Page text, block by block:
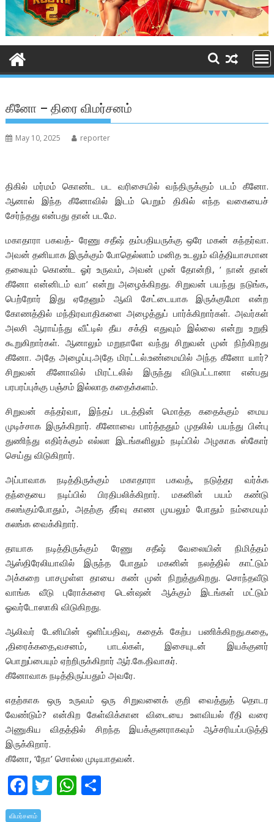
கீனோ – திரை விமர்சனம்
May 10, 2025 reporter
திகில் மர்மம் கொண்ட பட வரிசையில் வந்திருக்கும் படம் கீனோ.
ஆனால் இந்த கீனோவில் இடம் பெறும் திகில் எந்த வகையைச்
சேர்ந்தது என்பது தான் படமே.
மகாதாரா பகவத்- ரேணு சதீஷ் தம்பதியருக்கு ஒரே மகன் கந்தர்வா.
அவன் தனியாக இருக்கும் போதெல்லாம் மனித உடலும் வித்தியாசமான
தலையும் கொண்ட ஓர் உருவம், அவன் முன் தோன்றி, ‘ நான் தான்
கீனோ என்னிடம் வா’ என்று அழைக்கிறது. சிறுவன் பயந்து நடுங்க,
பெற்றோர் இது ஏதேனும் ஆவி சேட்டையாக இருக்குமோ என்ற
கோணத்தில் மந்திரவாதிகளை அழைத்துப் பார்க்கிறார்கள். அவர்கள்
அலசி ஆராய்ந்து வீட்டில் தீய சக்தி எதுவும் இல்லை என்று உறுதி
கூறுகிறார்கள். ஆனாலும் மறுநாளே வந்து சிறுவன் முன் நிற்கிறது
கீனோ. அதே அழைப்பு.அதே மிரட்டல்.உண்மையில் அந்த கீனோ யார்?
சிறுவன் கீனோவில் மிரட்டலில் இருந்து விடுபட்டானா என்பது
பரபரப்புக்கு பஞ்சம் இல்லாத கதைக்களம்.
சிறுவன் கந்தர்வா, இந்தப் படத்தின் மொத்த கதைக்கும் மைய
முடிச்சாக இருக்கிறார். கீனோவை பார்த்ததும் முதலில் பயந்து பின்பு
துணிந்து எதிர்க்கும் எல்லா இடங்களிலும் நடிப்பில் அழகாக ஸ்கோர்
செய்து விடுகிறார்.
அப்பாவாக நடித்திருக்கும் மகாதாரா பகவத், நடுத்தர வர்க்க
தந்தையை நடிப்பில் பிரதிபலிக்கிறார். மகனின் பயம் கண்டு
கலங்கும்போதும், அதற்கு தீர்வு காண முயலும் போதும் நம்மையும்
கலங்க வைக்கிறார்.
தாயாக நடித்திருக்கும் ரேணு சதீஷ் வேலையின் நிமித்தம்
ஆஸ்திரேலியாவில் இருந்த போதும் மகனின் நலத்தில் காட்டும்
அக்கறை பாசமுள்ள தாயை கண் முன் நிறுத்துகிறது. சொந்தவீடு
வாங்க வீடு புரோக்கரை டென்ஷன் ஆக்கும் இடங்கள் மட்டும்
ஓவர்டோஸாகி விடுகிறது.
ஆலிவர் டேனியின் ஒளிப்பதிவு, கதைக் கேற்ப பணிக்கிறது.கதை,
,திரைக்கதை,வசனம், பாடல்கள், இசையுடன் இயக்குனர்
பொறுப்பையும் ஏற்றிருக்கிறார் ஆர்.கே.திவாகர்.
கீனோவாக நடித்திருப்பதும் அவரே.
எதற்காக ஒரு உருவம் ஒரு சிறுவனைக் குறி வைத்துத் தொடர
வேண்டும்? என்கிற கேள்விக்கான விடையை உளவியல் ரீதி வரை
அணுகிய விதத்தில் சிறந்த இயக்குனராகவும் ஆச்சரியப்படுத்தி
இருக்கிறார்.
கீனோ, ‘நோ’ சொல்ல முடியாதவன்.
F
ac
T W
விமர்சனம்